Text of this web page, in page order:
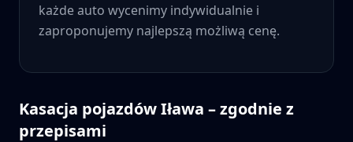
każde auto wycenimy indywidualnie i
zaproponujemy najlepszą możliwą cenę.
Kasacja pojazdówIława – zgodnie z
przepisami